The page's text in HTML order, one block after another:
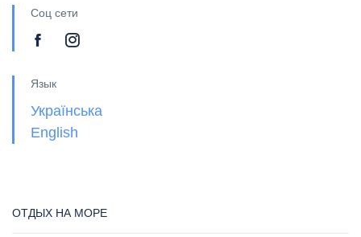
Соц сети
Язык
Українська
English
ОТДЫХ НА МОРЕ